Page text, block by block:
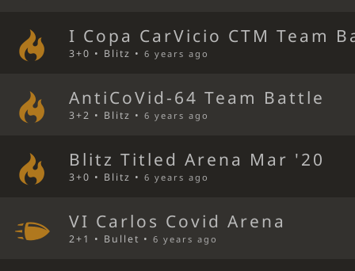
I Copa CarVicio CTM Team
3+0 • Blitz •6 years ago
AntiCoVid-64 Team Battle
3+2 • Blitz •6 years ago
Blitz Titled Arena Mar '20
3+0 • Blitz •6 years ago
VI Carlos Covid Arena
2+1 • Bullet •6 years ago